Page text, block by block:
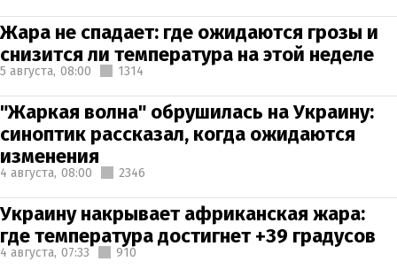
Жара не спадает: где ожидаются грозы и
снизится ли температура на этой неделе
5 августа, 08:00 1314
"Жаркая волна" обрушилась на Украину:
синоптик рассказал, когда ожидаются
изменения
4 августа, 08:00 2346
Украину накрывает африканская жара:
где температура достигнет +39 градусов
4 августа, 07:33 910